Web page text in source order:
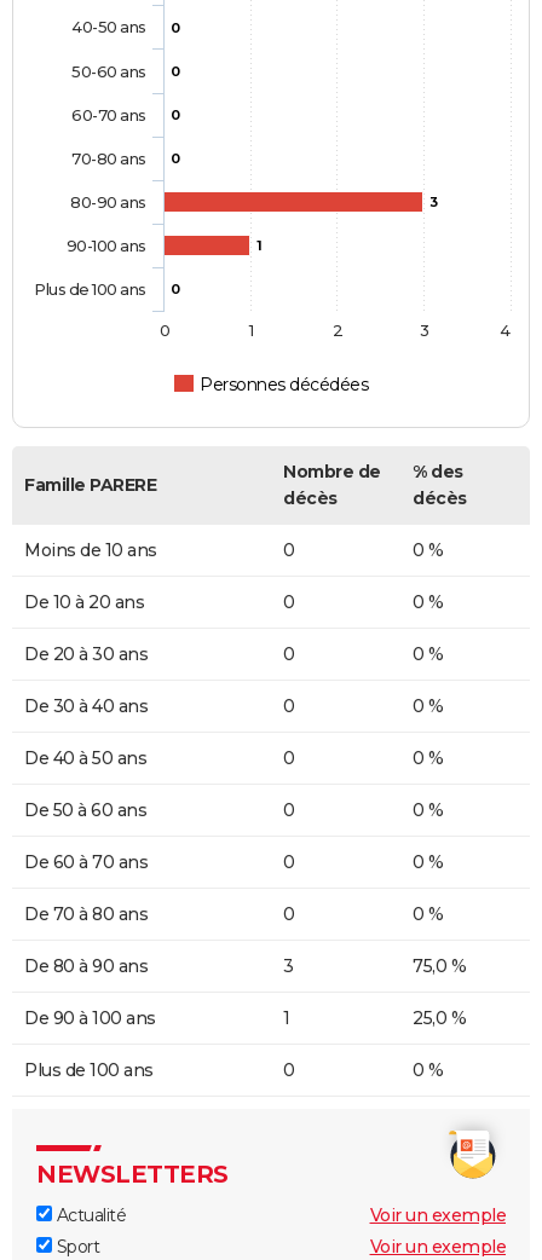
0
0
0
0
3
1
0
Personnes décédées
40-50 ans
50-60 ans
60-70 ans
70-80 ans
80-90 ans
90-100 ans
Plus de 100 ans
0 1 2 3 4
Famille PARERE
Nombre de
décès
% des
décès
Moins de 10 ans 0 0 %
De 10 à 20 ans 0 0 %
De 20 à 30 ans 0 0 %
De 30 à 40 ans 0 0 %
De 40 à 50 ans 0 0 %
De 50 à 60 ans 0 0 %
De 60 à 70 ans 0 0 %
De 70 à 80 ans 0 0 %
De 80 à 90 ans 3 75,0 %
De 90 à 100 ans 1 25,0 %
Plus de 100 ans 0 0 %
NEWSLETTERS
Actualité
Voir un exemple
Sport
Voir un exemple